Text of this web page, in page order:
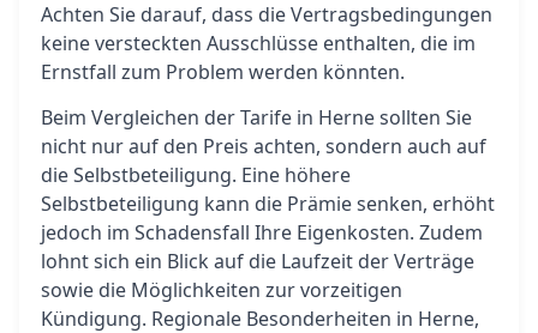
Achten Sie darauf, dass die Vertragsbedingungen
keine versteckten Ausschlüsse enthalten, die im
Ernstfall zum Problem werden könnten.
Beim Vergleichen der Tarife in Herne sollten Sie
nicht nur auf den Preis achten, sondern auch auf
die Selbstbeteiligung. Eine höhere
Selbstbeteiligung kann die Prämie senken, erhöht
jedoch im Schadensfall Ihre Eigenkosten. Zudem
lohnt sich ein Blick auf die Laufzeit der Verträge
sowie die Möglichkeiten zur vorzeitigen
Kündigung. Regionale Besonderheiten in Herne,